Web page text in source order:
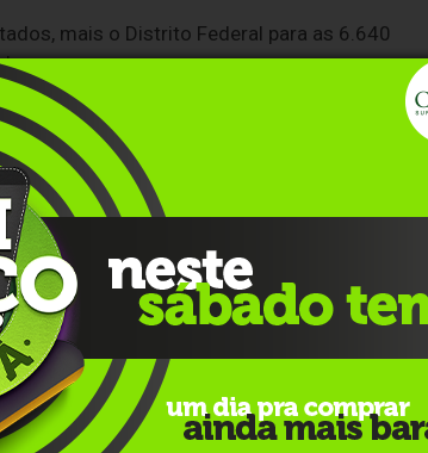
mais o Distrito Federal para as 6.640
em Serviços Públicos (MGI) na tarde
terem sido disponibilizados
na manhã
o compromisso do primeiro CNU ser
mais diversidade no serviço público,
grande objetivo com esse concurso e
anunciará a segunda edição do Concurso